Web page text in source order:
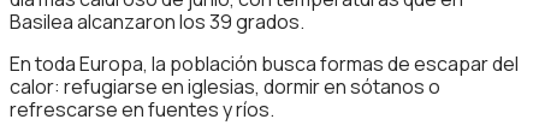
Basilea alcanzaron los 39 grados.
En toda Europa, la población busca formas de escapar del
calor: refugiarse en iglesias, dormir en sótanos o
refrescarse en fuentes y ríos.